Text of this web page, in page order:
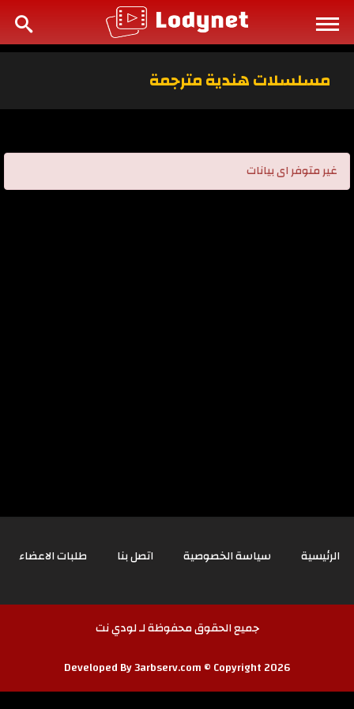
مسلسلات هندية مترجمة
غير متوفر اى بيانات
الرئيسية سياسة الخصوصية اتصل بنا طلبات الاعضاء
جميع الحقوق محفوظة لـ لودي نت
Developed By 3arbserv.com © Copyright 2026